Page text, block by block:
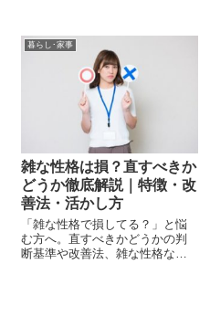
暮らし･家事
雑な性格は損？直すべきか
どうか徹底解説｜特徴・改
善法・活かし方
「雑な性格で損してる？」と悩
む方へ。直すべきかどうかの判
断基準や改善法、雑な性格なら